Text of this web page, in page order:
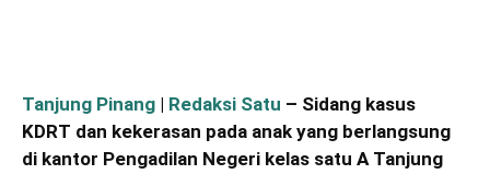
Tanjung Pinang | Redaksi Satu – Sidang kasus
KDRT dan kekerasan pada anak yang berlangsung
di kantor Pengadilan Negeri kelas satu A Tanjung